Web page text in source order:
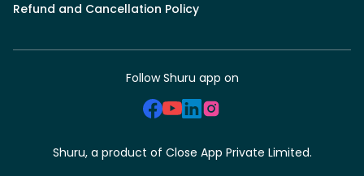
Refund and Cancellation Policy
Follow Shuru app on
Shuru, a product of Close App Private Limited.